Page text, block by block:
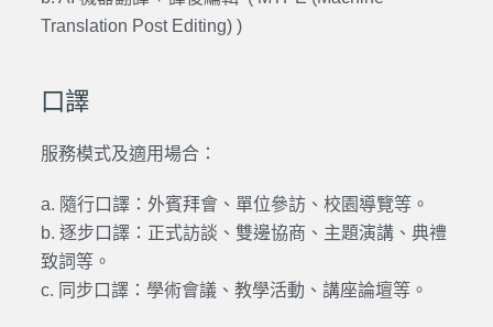
Translation Post Editing) )
口譯
服務模式及適用場合：
a. 隨行口譯：外賓拜會、單位參訪、校園導覽等。
b. 逐步口譯：正式訪談、雙邊協商、主題演講、典禮
致詞等。
c. 同步口譯：學術會議、教學活動、講座論壇等。